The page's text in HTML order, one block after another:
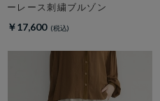
ーレース刺繍ブルゾン
￥17,600